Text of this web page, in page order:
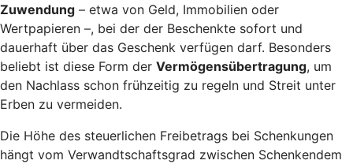
Zuwendung – etwa von Geld, Immobilien oder
Wertpapieren –, bei der der Beschenkte sofort und
dauerhaft über das Geschenk verfügen darf. Besonders
beliebt ist diese Form der Vermögensübertragung, um
den Nachlass schon frühzeitig zu regeln und Streit unter
Erben zu vermeiden.
Die Höhe des steuerlichen Freibetrags bei Schenkungen
hängt vom Verwandtschaftsgrad zwischen Schenkendem